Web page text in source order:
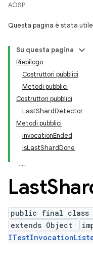
AOSP
Questa pagina è stata
Su questa pagina
Riepilogo
Costruttori pubblici
Metodi pubblici
Costruttori pubblici
LastShardDetector
Metodi pubblici
invocationEnded
isLastShardDone
Last
public final class
extends Object